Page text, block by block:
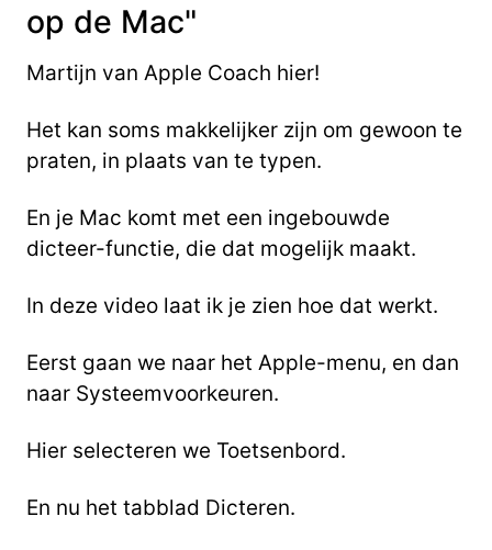
op de Mac"
Martijn van Apple Coach hier!
Het kan soms makkelijker zijn om gewoon te
praten, in plaats van te typen.
En je Mac komt met een ingebouwde
dicteer-functie, die dat mogelijk maakt.
In deze video laat ik je zien hoe dat werkt.
Eerst gaan we naar het Apple-menu, en dan
naar Systeemvoorkeuren.
Hier selecteren we Toetsenbord.
En nu het tabblad Dicteren.